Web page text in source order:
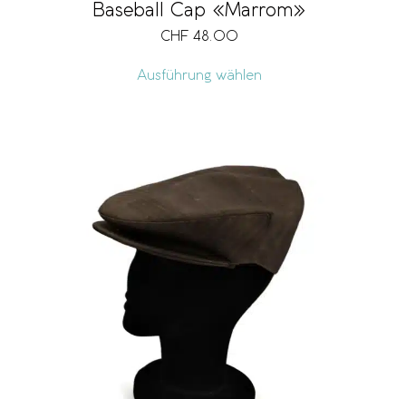
Baseball Cap «Marrom»
CHF 48.00
Ausführung wählen